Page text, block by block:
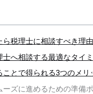
ら税理士に相談すべき理由
士へ相談する最適なタイ
とで得られる3つのメリ
ズに進めるための準備